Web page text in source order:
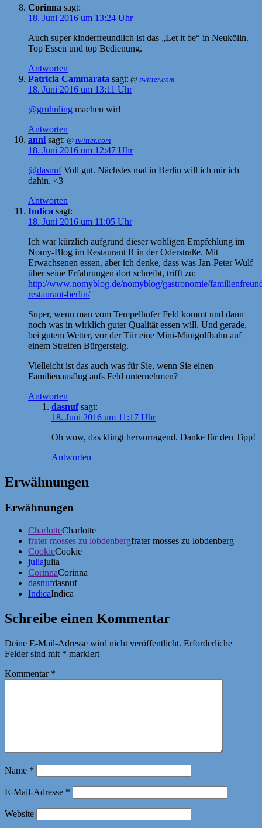
Corinna sagt:
18. Juni 2016 um 13:24 Uhr
Auch super kinderfreundlich ist das „Let it be“ in Neukölln.
Top Essen und top Bedienung.
Antworten
Patricia Cammarata sagt: @ twitter.com
18. Juni 2016 um 13:11 Uhr
@gruhnling machen wir!
Antworten
anni sagt: @ twitter.com
18. Juni 2016 um 12:47 Uhr
@dasnufVoll gut. Nächstes mal in Berlin will ich mir ich
dahin. <3
Antworten
Indica sagt:
18. Juni 2016 um 11:05 Uhr
Ich war kürzlich aufgrund dieser wohligen Empfehlung im
Nomy-Blog im Restaurant R in der Oderstraße. Mit
Erwachsenen essen, aber ich denke, dass was Jan-Peter Wulf
über seine Erfahrungen dort schreibt, trifft zu:
http://www.nomyblog.de/nomyblog/gastronomie/
restaurant-berlin/
Super, wenn man vom Tempelhofer Feld kommt und dann
noch was in wirklich guter Qualität essen will. Und gerade,
bei gutem Wetter, vor der Tür eine Mini-Minigolfbahn auf
einem Streifen Bürgersteig.
Vielleicht ist das auch was für Sie, wenn Sie einen
Familienausflug aufs Feld unternehmen?
Antworten
dasnuf sagt:
18. Juni 2016 um 11:17 Uhr
Oh wow, das klingt hervorragend. Danke für den Tipp!
Antworten
Erwähnungen
Erwähnungen
CharlotteCharlotte
frater mosses zu lobdenbergfrater mosses zu lobdenberg
CookieCookie
juliajulia
CorinnaCorinna
dasnufdasnuf
IndicaIndica
Schreibe einen Kommentar
Deine E-Mail-Adresse wird nicht veröffentlicht. Erforderliche
Felder sind mit * markiert
Kommentar *
Name *
E-Mail-Adresse *
Website